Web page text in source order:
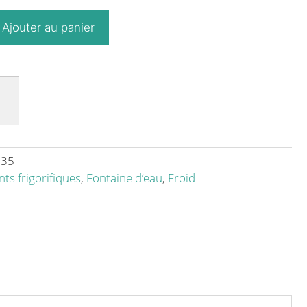
Ajouter au panier
frigorifiques, Fontaine d’eau, Froid